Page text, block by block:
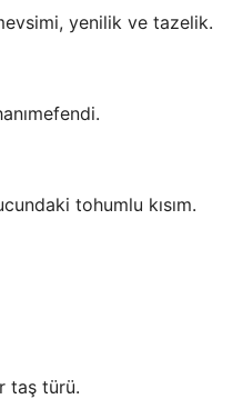
yenilik ve tazelik.
tohumlu kısım.
taş türü.